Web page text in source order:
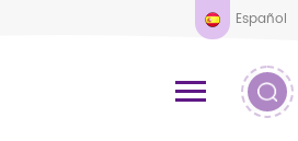
Español